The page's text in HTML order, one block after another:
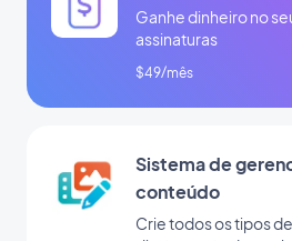
Ganhe dinheiro no
assinaturas
$49/mês
Sistema de
conteúdo
Crie todos os tipos